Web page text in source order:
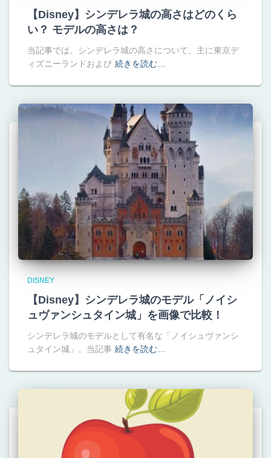
【Disney】シンデレラ城の高さはどのくら
い？ モデルの高さは？
当記事では、シンデレラ城の高さについて、主に東京デ
ィズニーランドおよび 続きを読む…
DISNEY
【Disney】シンデレラ城のモデル「ノイシ
ュヴァンシュタイン城」を画像で比較！
シンデレラ城のモデルとして有名な「ノイシュヴァンシ
ュタイン城」。当記事 続きを読む…